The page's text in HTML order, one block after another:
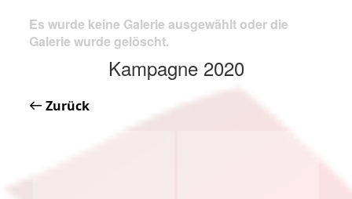
Es wurde keine Galerie ausgewählt oder die
Galerie wurde gelöscht.
Kampagne 2020
Zurück